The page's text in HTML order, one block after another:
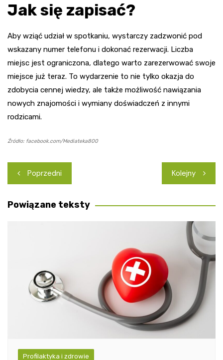
Jak się zapisać?
Aby wziąć udział w spotkaniu, wystarczy zadzwonić pod
wskazany numer telefonu i dokonać rezerwacji. Liczba
miejsc jest ograniczona, dlatego warto zarezerwować swoje
miejsce już teraz. To wydarzenie to nie tylko okazja do
zdobycia cennej wiedzy, ale także możliwość nawiązania
nowych znajomości i wymiany doświadczeń z innymi
rodzicami.
Źródło: facebook.com/Mediateka800
Nawigacja
wpisu
Poprzedni Kolejny
Powiązane teksty
Profilaktyka i zdrowie